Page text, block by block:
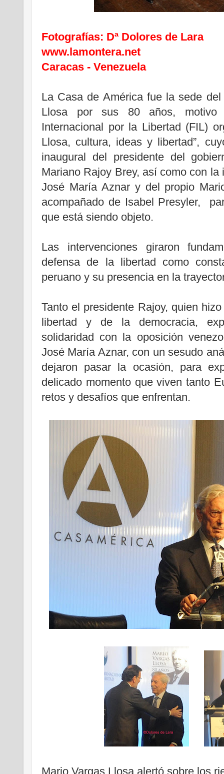
Fotografías: Dª Dolores de Lara
www.lamontera.net
Caracas - Venezuela
La Casa de América fue la sede
Llosa por sus 80 años,
Internacional por la Libertad (FIL)
Llosa, cultura, ideas y libertad”,
inaugural del presidente del
Mariano Rajoy Brey, así como con
José María Aznar y del propio
acompañado de Isabel Presyler,
que está siendo objeto.
Las intervenciones giraron
defensa de la libertad como
peruano y su presencia en la
Tanto el presidente Rajoy, quien
libertad y de la democracia,
solidaridad con la oposición
José María Aznar, con un sesudo
dejaron pasar la ocasión, para
delicado momento que viven tanto
retos y desafíos que enfrentan.
Mario Vargas Llosa alertó sobre los